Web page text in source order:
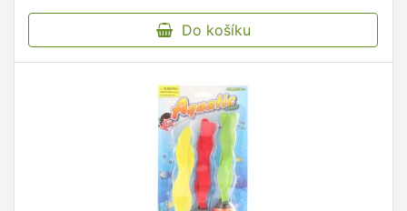
Do košíku